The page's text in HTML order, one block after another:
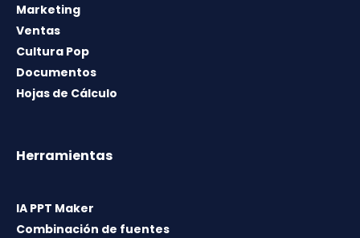
Marketing
Ventas
Cultura Pop
Documentos
Hojas de Cálculo
Herramientas
IA PPT Maker
Combinación de fuentes